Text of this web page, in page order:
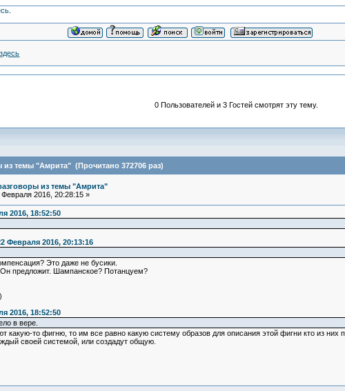
.
здесь
0 Пользователей и 3 Гостей смотрят эту тему.
темы "Амрита" (Прочитано 372706 раз)
из темы "Амрита"
Февраля 2016, 20:28:15 »
2016, 18:52:50
Февраля 2016, 20:13:16
Это даже не бусики.
Он предложит. Шампанское? Потанцуем?
2016, 18:52:50
в вере.
какую-то фигню, то им все равно какую систему образов для описания этой фигни кто из них
своей системой, или создадут общую.